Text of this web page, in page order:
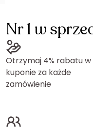
Nr 1 w
Otrzymaj 4% rabatu w
kuponie za każde
zamówienie